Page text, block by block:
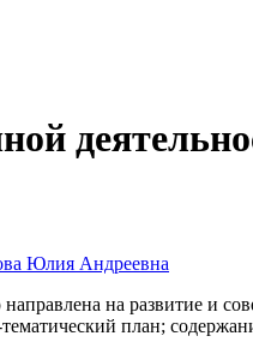
Юлия Андреевна
на развитие и
план;